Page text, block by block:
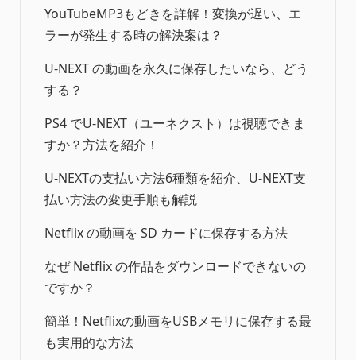
YouTubeMP3もどきを詳解！変換が遅い、エ
ラーが発生する時の解決案は？
U-NEXT の動画を永久に保存したいなら、どう
する？
PS4 でU-NEXT（ユーネクスト）は視聴できま
すか？方法を紹介！
U-NEXTの支払い方法6種類を紹介、U-NEXT支
払い方法の変更手順も解説
Netflix の動画を SD カードに保存する方法
なぜ Netflix の作品をダウンロードできないの
ですか？
簡単！Netflixの動画をUSBメモリに保存する最
も実用的な方法